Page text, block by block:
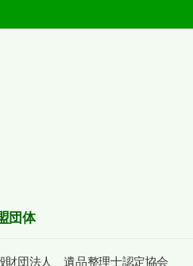
団体
財団法人 遺品整理士認定協会